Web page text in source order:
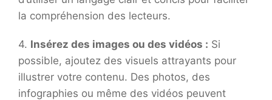
la compréhension des lecteurs.
4. Insérez des images ou des vidéos : Si
possible, ajoutez des visuels attrayants pour
illustrer votre contenu. Des photos, des
infographies ou même des vidéos peuvent